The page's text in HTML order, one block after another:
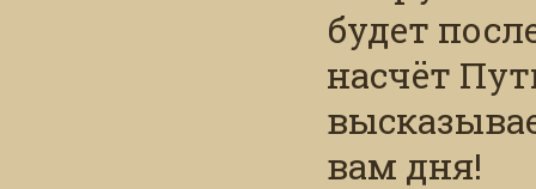
будет
насчёт
вам дня!